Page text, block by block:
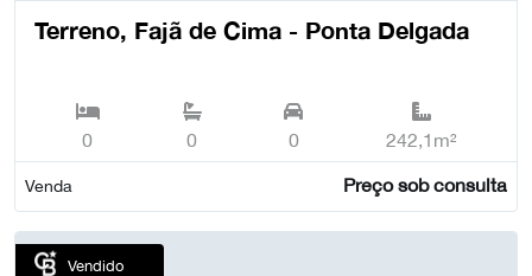
Terreno, Fajã de Cima - Ponta Delgada
0 0 0 242,1m²
Venda Preço sob consulta
Vendido